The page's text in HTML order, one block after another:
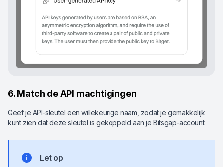
6. Match de API machtigingen
Geef je API-sleutel een willekeurige naam, zodat je gemakkelijk
kunt zien dat deze sleutel is gekoppeld aan je Bitsgap-account.
Let op